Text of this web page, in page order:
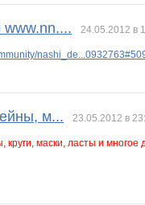
24.05.2012 в
м... 23.05.2012 в
маски, ласты и многое